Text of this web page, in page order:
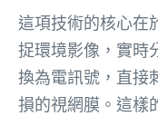
這項技術的核心在
捉環境影像，實時
換為電訊號，直接
損的視網膜。這樣